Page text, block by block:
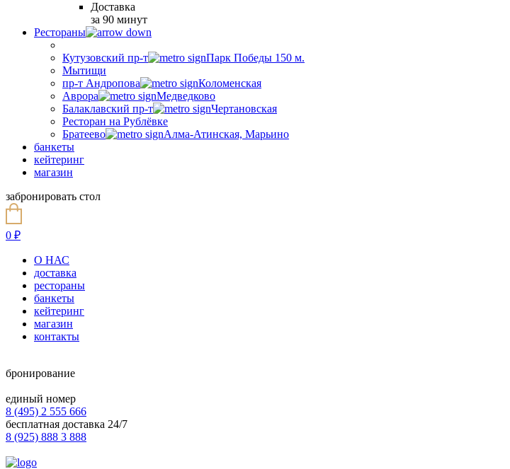
Доставка
за 90 минут
Рестораны
Кутузовский пр-т
Парк Победы 150 м.
Мытищи
пр-т Андропова
Коломенская
Аврора
Медведково
Балаклавский пр-т
Чертановская
Ресторан на Рублёвке
Братеево
Алма-Атинская, Марьино
банкеты
кейтеринг
магазин
забронировать стол
0 ₽
О НАС
доставка
рестораны
банкеты
кейтеринг
магазин
контакты
бронирование
единый номер
8 (495) 2 555 666
бесплатная доставка 24/7
8 (925) 888 3 888